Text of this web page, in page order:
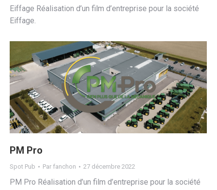
Eiffage Réalisation d’un film d’entreprise pour la société
Eiffage.
PM Pro
Spot Pub Par fanchon 27 décembre 2022
PM Pro Réalisation d’un film d’entreprise pour la société